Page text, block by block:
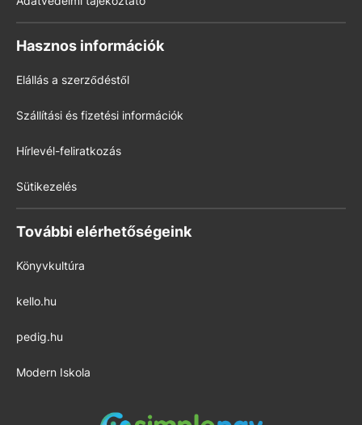
Hasznos információk
Elállás a szerződéstől
Szállítási és fizetési információk
Hírlevél-feliratkozás
Sütikezelés
További elérhetőségeink
Könyvkultúra
kello.hu
pedig.hu
Modern Iskola